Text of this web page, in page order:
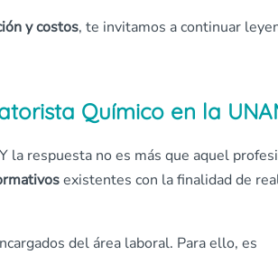
y costos, te invitamos a continuar
Químico en la
la respuesta no es más que aquel
existentes con la finalidad de
del área laboral. Para ello, es